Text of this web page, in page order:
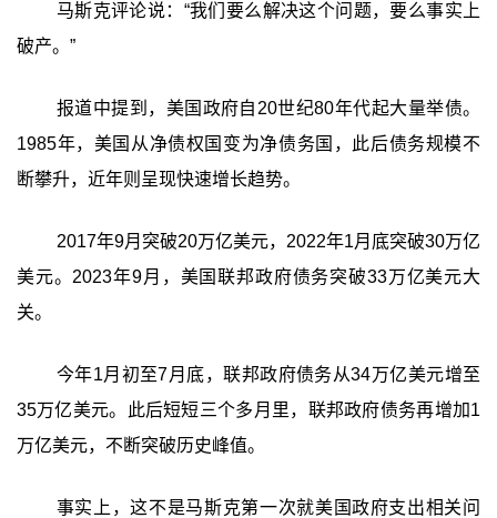
马斯克评论说：“我们要么解决这个问题，要么事实上
破产。”
报道中提到，美国政府自20世纪80年代起大量举债。
1985年，美国从净债权国变为净债务国，此后债务规模不
断攀升，近年则呈现快速增长趋势。
2017年9月突破20万亿美元，2022年1月底突破30万亿
美元。2023年9月，美国联邦政府债务突破33万亿美元大
关。
今年1月初至7月底，联邦政府债务从34万亿美元增至
35万亿美元。此后短短三个多月里，联邦政府债务再增加1
万亿美元，不断突破历史峰值。
事实上，这不是马斯克第一次就美国政府支出相关问